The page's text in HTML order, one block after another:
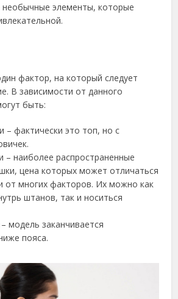
необычные элементы, которые
фактор, на который следует
В зависимости от данного
быть:
– фактически это топ, но с
– наиболее распространенные
цена которых может отличаться
от многих факторов. Их можно как
штанов, так и носиться
модель заканчивается
пояса.